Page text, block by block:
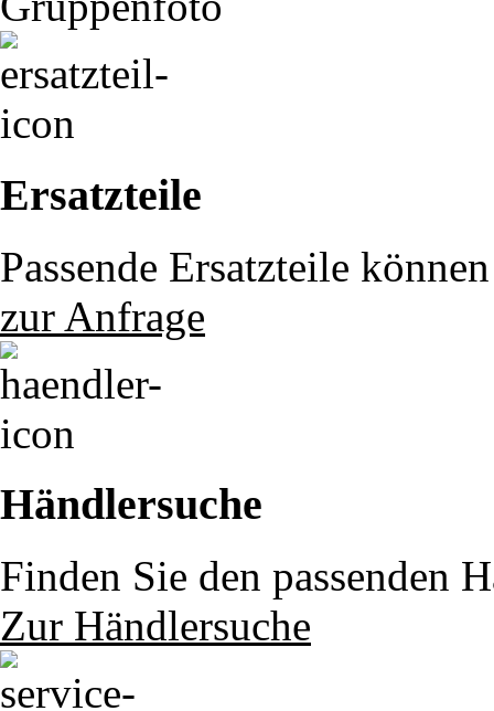
Ersatzteile
Passende Ersatzteile
zur Anfrage
Händlersuche
Finden Sie den passenden
Zur Händlersuche